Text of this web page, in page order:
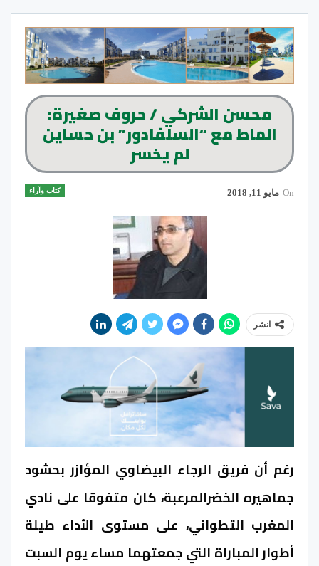
محسن الشركي / حروف صغيرة:
الماط مع “السلفادور” بن حساين
لم يخسر
كتاب وآراء On مايو 11, 2018
انشر
رغم أن فريق الرجاء البيضاوي المؤازر بحشود
جماهيره الخضرالمرعبة، كان متفوقا على نادي
المغرب التطواني، على مستوى الأداء طيلة
أطوار المباراة التي جمعتهما مساء يوم السبت